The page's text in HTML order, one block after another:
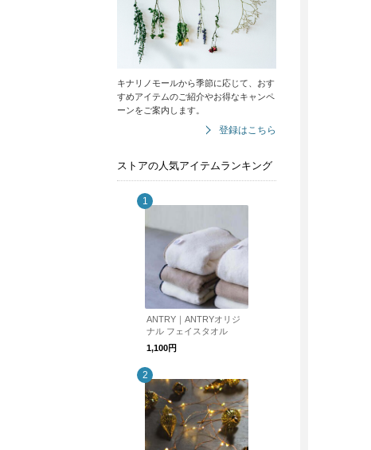
キナリノモールから季節に応じて、おす
すめアイテムのご紹介やお得なキャンペ
ーンをご案内します。
登録はこちら
ストアの人気アイテムランキング
ANTRY｜ANTRYオリジ
ナル フェイスタオル
1,100円